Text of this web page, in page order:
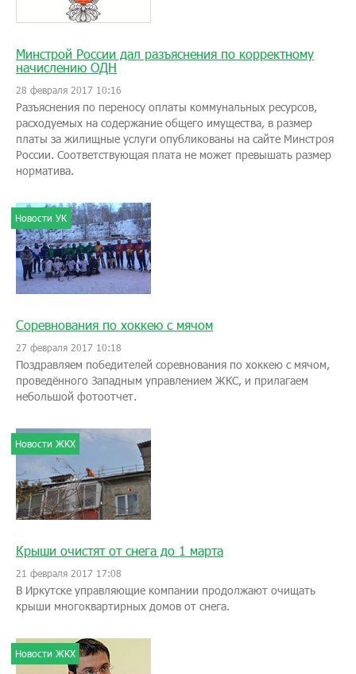
Минстрой России дал разъяснения по корректному
начислению ОДН
28 февраля 2017 10:16
Разъяснения по переносу оплаты коммунальных ресурсов,
расходуемых на содержание общего имущества, в размер
платы за жилищные услуги опубликованы на сайте Минстроя
России. Соответствующая плата не может превышать размер
норматива.
Новости УК
Соревнования по хоккею с мячом
27 февраля 2017 10:18
Поздравляем победителей соревнования по хоккею с мячом,
проведённого Западным управлением ЖКС, и прилагаем
небольшой фотоотчет.
Новости ЖКХ
Крыши очистят от снега до 1 марта
21 февраля 2017 17:08
В Иркутске управляющие компании продолжают очищать
крыши многоквартирных домов от снега.
Новости ЖКХ